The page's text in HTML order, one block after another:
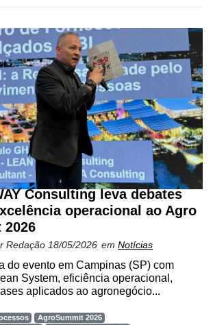
Consulting leva debates
operacional ao Agro
2026
Redação 18/05/2026 em Notícias
do evento em Campinas (SP) com
System, eficiência operacional,
aplicados ao agronegócio...
AgroSummit 2026